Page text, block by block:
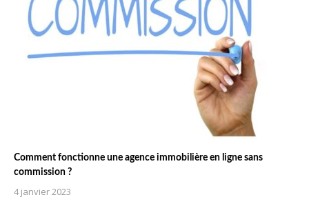
Comment fonctionne une agence immobilière en ligne sans
commission ?
4 janvier 2023